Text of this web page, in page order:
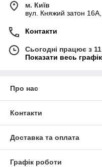
м. Київ
вул. Княжий затон 16А,
Контакти
Сьогодні працює з
Показати весь
Про нас
Контакти
Доставка та оплата
Графік роботи